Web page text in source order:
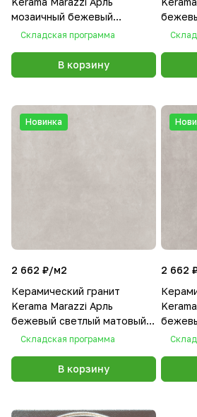
мозаичный бежевый
светлый матовый обрезной
Складская программа
В корзину
Новинка
2 662 ₽/м2
Керамический гранит
Kerama Marazzi Арль
бежевый светлый матовый
обрезной 60x60x0,9
Складская программа
В корзину
2 662